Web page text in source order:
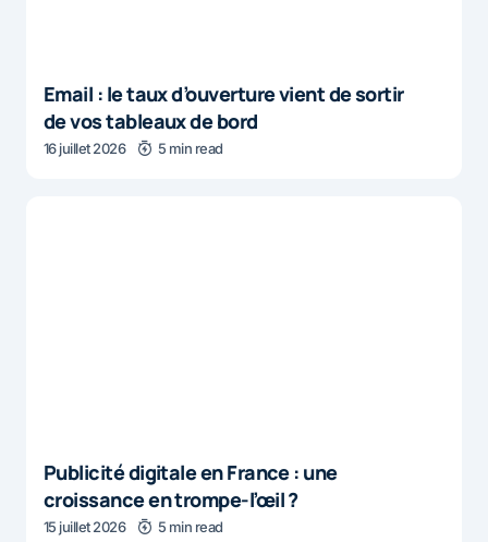
Email : le taux d’ouverture vient de sortir
de vos tableaux de bord
16 juillet 2026 5 min read
Publicité digitale en France : une
croissance en trompe-l’œil ?
15 juillet 2026 5 min read